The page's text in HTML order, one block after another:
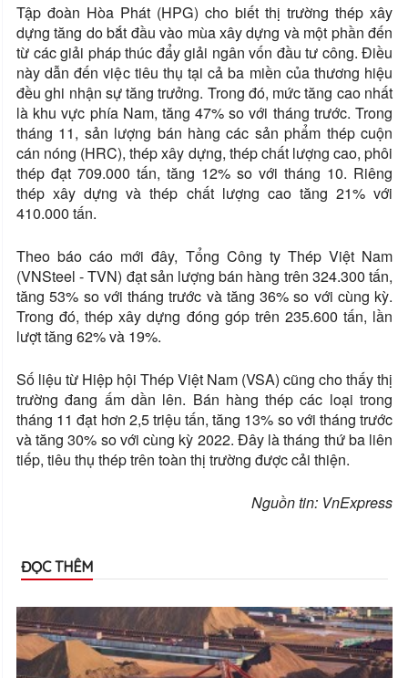
Tập đoàn Hòa Phát (HPG) cho biết thị trường thép xây
dựng tăng do bắt đầu vào mùa xây dựng và một phần đến
từ các giải pháp thúc đẩy giải ngân vốn đầu tư công. Điều
này dẫn đến việc tiêu thụ tại cả ba miền của thương hiệu
đều ghi nhận sự tăng trưởng. Trong đó, mức tăng cao nhất
là khu vực phía Nam, tăng 47% so với tháng trước. Trong
tháng 11, sản lượng bán hàng các sản phẩm thép cuộn
cán nóng (HRC), thép xây dựng, thép chất lượng cao, phôi
thép đạt 709.000 tấn, tăng 12% so với tháng 10. Riêng
thép xây dựng và thép chất lượng cao tăng 21% với
410.000 tấn.
Theo báo cáo mới đây, Tổng Công ty Thép Việt Nam
(VNSteel - TVN) đạt sản lượng bán hàng trên 324.300 tấn,
tăng 53% so với tháng trước và tăng 36% so với cùng kỳ.
Trong đó, thép xây dựng đóng góp trên 235.600 tấn, lần
lượt tăng 62% và 19%.
Số liệu từ Hiệp hội Thép Việt Nam (VSA) cũng cho thấy thị
trường đang ấm dần lên. Bán hàng thép các loại trong
tháng 11 đạt hơn 2,5 triệu tấn, tăng 13% so với tháng trước
và tăng 30% so với cùng kỳ 2022. Đây là tháng thứ ba liên
tiếp, tiêu thụ thép trên toàn thị trường được cải thiện.
Nguồn tin: VnExpress
ĐỌC THÊM